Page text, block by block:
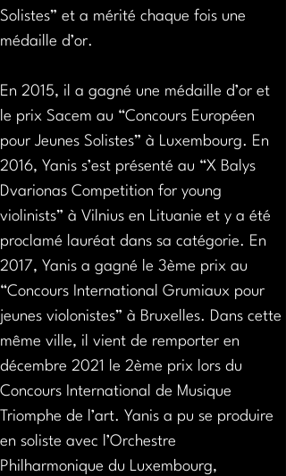
Solistes” et a mérité chaque fois une
médaille d’or.
En 2015, il a gagné une médaille d’or et
le prix Sacem au “Concours Européen
pour Jeunes Solistes” à Luxembourg. En
2016, Yanis s’est présenté au “X Balys
Dvarionas Competition for young
violinists” à Vilnius en Lituanie et y a été
proclamé lauréat dans sa catégorie. En
2017, Yanis a gagné le 3ème prix au
“Concours International Grumiaux pour
jeunes violonistes” à Bruxelles. Dans cette
même ville, il vient de remporter en
décembre 2021 le 2ème prix lors du
Concours International de Musique
Triomphe de l’art. Yanis a pu se produire
en soliste avec l’Orchestre
Philharmonique du Luxembourg,